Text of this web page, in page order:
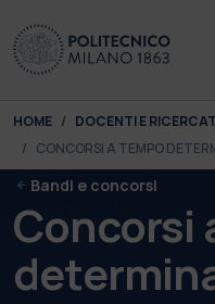
You are here:
HOME DOCENTI E
CONCORSI A TEMPO
Bandi e concorsi
Concorsi